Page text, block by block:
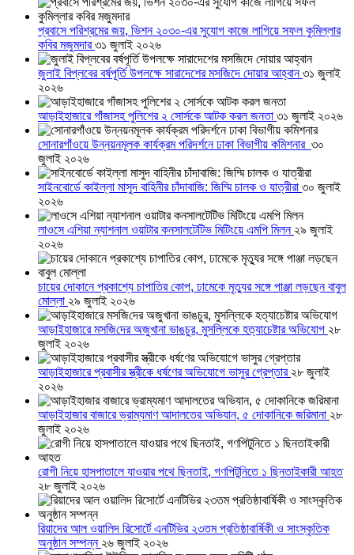
প্রবাসে পরিশ্রমের জয়, ভিশন ২০৩০-এর সুযোগ কাজে লাগিয়ে সফল কুমিল্লার
কবির মজুমদার৩১ জুলাই ২০২৬
জুলাই বিপ্লবের বর্ষপূর্তি উপলক্ষে সারাদেশের মসজিদে দোয়ার আহ্বান৩১ জুলাই
২০২৬
আড়াইহাজারে গাঁজাসহ পুলিশের ২ সোর্সকে আটক করল জনতা ৩১ জুলাই ২০২৬
সোনারগাঁওয়ে উন্নয়নমূলক কার্যক্রম পরিদর্শনে ঢাকা বিভাগীয় কমিশনার ৩০
জুলাই ২০২৬
সাইনবোর্ডে কাইল্লা মাসুদ বাহিনীর চাঁদাবাজি: জিম্মি চালক ও যাত্রীরা ৩০ জুলাই
২০২৬
লাওসে এশিয়া ন্যাশনাল ওয়াটার কনসালটেটিভ মিটিংয়ে এমপি মিলন ২৯ জুলাই
২০২৬
চায়ের দোকানে প্রকাশ্যে চাপাতির কোপ, ঢামেকে মৃত্যুর সঙ্গে পাঞ্জা লড়ছেন বাবুল
মোল্লা ২৯ জুলাই ২০২৬
আড়াইহাজারে মস‌জি‌দের অজুখানা ভাঙচুর, মুসল্লিকে হত্যাচেষ্টার অভিযোগ ২৮
জুলাই ২০২৬
আড়াইহাজারে প্রবাসীর স্ত্রীকে ধর্ষণের অভিযোগে ভাসুর গ্রেপ্তার ২৮ জুলাই
২০২৬
আড়াইহাজার বাজারে ভ্রাম্যমাণ আদালতের অভিযান, ৫ দোকানিকে জরিমানা ২৮
জুলাই ২০২৬
রোগী নিয়ে হাসপাতালে যাওয়ার পথে ছিনতাই, গণপিটুনিতে ১ ছিনতাইকারী আহত
২৮ জুলাই ২০২৬
রিয়াদের আল ওয়ালিদ রিসোর্টে এনটিভির ২৩তম প্রতিষ্ঠাবার্ষিকী ও সাংস্কৃতিক
অনুষ্ঠান সম্পন্ন ২৬ জুলাই ২০২৬